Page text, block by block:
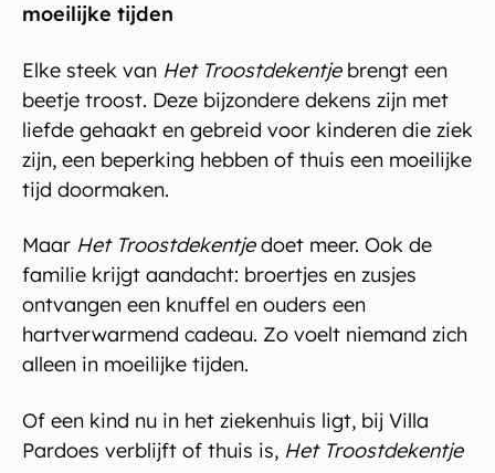
moeilijke tijden
Elke steek van Het Troostdekentjebrengt een
beetje troost. Deze bijzondere dekens zijn met
liefde gehaakt en gebreid voor kinderen die ziek
zijn, een beperking hebben of thuis een moeilijke
tijd doormaken.
Maar Het Troostdekentjedoet meer. Ook de
familie krijgt aandacht: broertjes en zusjes
ontvangen een knuffel en ouders een
hartverwarmend cadeau. Zo voelt niemand zich
alleen in moeilijke tijden.
Of een kind nu in het ziekenhuis ligt, bij Villa
Pardoes verblijft of thuis is, Het Troostdekentje